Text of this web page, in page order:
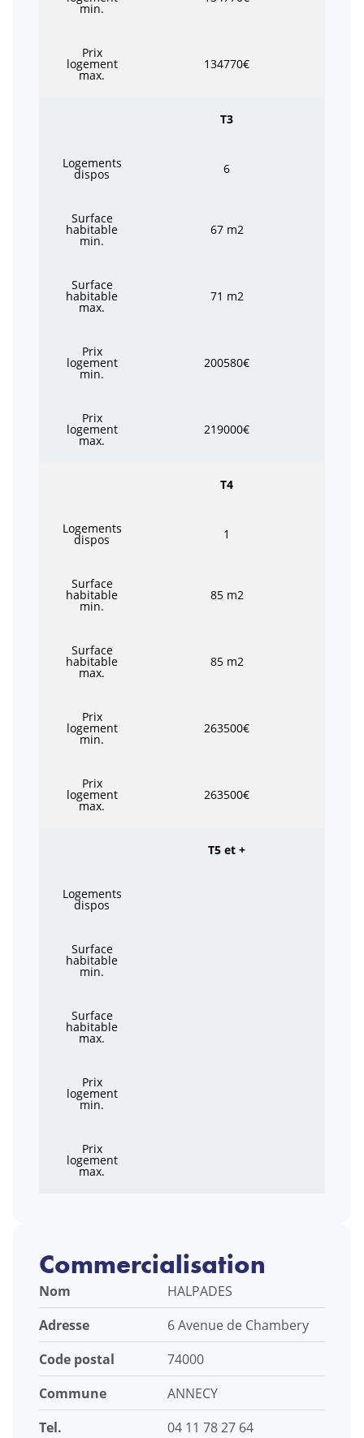
min.
Prix
logement
max.
134770€
T3
Logements
dispos 6
Surface
habitable
min.
67 m2
Surface
habitable
max.
71 m2
Prix
logement
min.
200580€
Prix
logement
max.
219000€
T4
Logements
dispos 1
Surface
habitable
min.
85 m2
Surface
habitable
max.
85 m2
Prix
logement
min.
263500€
Prix
logement
max.
263500€
T5 et +
Logements
dispos
Surface
habitable
min.
Surface
habitable
max.
Prix
logement
min.
Prix
logement
max.
Commercialisation
Nom HALPADES
Adresse 6 Avenue de Chambery
Code postal 74000
Commune ANNECY
Tel. 04 11 78 27 64